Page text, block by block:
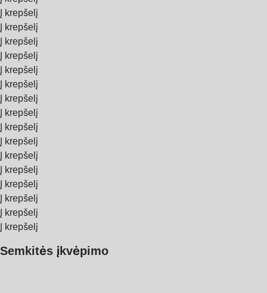
Į krepšelį
Į krepšelį
Į krepšelį
Į krepšelį
Į krepšelį
Į krepšelį
Į krepšelį
Į krepšelį
Į krepšelį
Į krepšelį
Į krepšelį
Į krepšelį
Į krepšelį
Į krepšelį
Į krepšelį
Į krepšelį
Semkitės įkvėpimo